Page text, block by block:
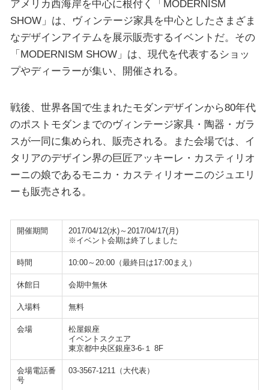
アメリカ西海岸を中心に根付く「MODERNISM
SHOW」は、ヴィンテージ家具を中心としたさまざま
なデザインアイテムを展示販売するイベントだ。その
「MODERNISM SHOW」は、現代を代表するショッ
プやディーラーが集い、開催される。
戦後、世界各国で生まれたモダンデザインから80年代
のポストモダンまでのヴィンテージ家具・陶器・ガラ
スが一同に集められ、販売される。また会場では、イ
タリアのデザイン界の巨匠アッキーレ・カスティリオ
ーニの娘であるモニカ・カスティリオーニのジュエリ
ーも販売される。
開催期間
2017/04/12(水)～2017/04/17(月)
※イベント会期は終了しました
時間 10:00～20:00（最終日は17:00まえ）
休館日 会期中無休
入場料 無料
会場
松屋銀座
イベントスクエア
東京都中央区銀座3-6-１ 8F
会場電話番
号
03-3567-1211（大代表）